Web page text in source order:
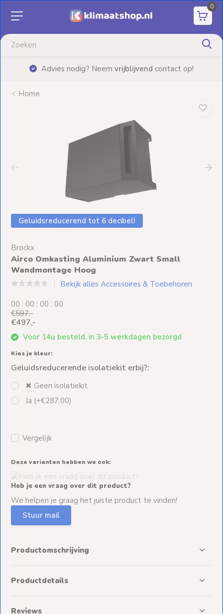
0
Advies nodig? Neemvrijblijvend contact op!
Aanbiedingen
verwarming
Installatiematerialen
Terrasverwarming
Ventilators
Spoed- en
Weekendleveringen
Klantenservice
Contact
Home
Geluidsreducerend tot 6 decibel!
Brockx
Airco Omkasting Aluminium Zwart Small
Wandmontage Hoog
Bekijk alles Accessoires & Toebehoren
00 : 00 : 00 : 00
€597,-
€497,-
Voor 14u besteld, in 3-5 werkdagen bezorgd
Kies je kleur:
Geluidsreducerende isolatiekit erbij?:
✖︎ Geen isolatiekit
Ja (+€287,00)
Vergelijk
Deze varianten hebben we ook:
Heb je een vraag over dit product?
We helpen je graag het juiste product te vinden!
Stuur mail
Productomschrijving
Productdetails
Reviews